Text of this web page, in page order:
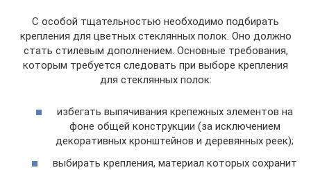
С особой тщательностью необходимо подбирать
крепления для цветных стеклянных полок. Оно должно
стать стилевым дополнением. Основные требования,
которым требуется следовать при выборе крепления
для стеклянных полок:
избегать выпячивания крепежных элементов на
фоне общей конструкции (за исключением
декоративных кронштейнов и деревянных реек);
выбирать крепления, материал которых сохранит